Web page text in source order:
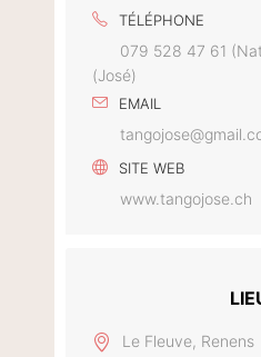
TÉLÉPHONE
079 528 47 61
(José)
EMAIL
SITE WEB
www.tangojose.ch
Le Fleuve, Renens